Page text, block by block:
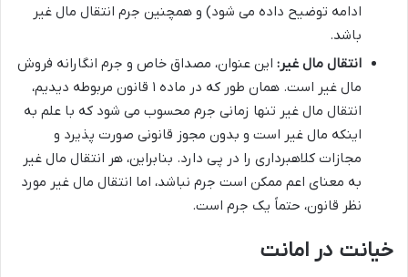
ادامه توضیح داده می شود) و همچنین جرم انتقال مال غیر
باشد.
انتقال مال غیر: این عنوان، مصداق خاص و جرم انگارانه فروش
مال غیر است. همان طور که در ماده ۱ قانون مربوطه دیدیم،
انتقال مال غیر تنها زمانی جرم محسوب می شود که با علم به
اینکه مال غیر است و بدون مجوز قانونی صورت پذیرد و
مجازات کلاهبرداری را در پی دارد. بنابراین، هر انتقال مال غیر
به معنای اعم ممکن است جرم نباشد، اما انتقال مال غیر مورد
نظر قانون، حتماً یک جرم است.
خیانت در امانت